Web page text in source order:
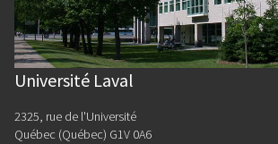
Université Laval
2325, rue de l'Université
Québec (Québec) G1V 0A6